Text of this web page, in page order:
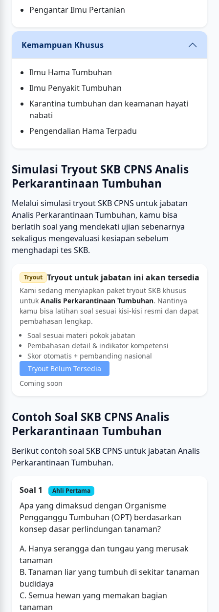
Pengantar Ilmu Pertanian
Kemampuan Khusus
Ilmu Hama Tumbuhan
Ilmu Penyakit Tumbuhan
Karantina tumbuhan dan keamanan hayati
nabati
Pengendalian Hama Terpadu
Simulasi Tryout SKB CPNS Analis
Perkarantinaan Tumbuhan
Melalui simulasi tryout SKB CPNS untuk jabatan
Analis Perkarantinaan Tumbuhan, kamu bisa
berlatih soal yang mendekati ujian sebenarnya
sekaligus mengevaluasi kesiapan sebelum
menghadapi tes SKB.
Tryout Tryout untuk jabatan ini akan tersedia
Kami sedang menyiapkan paket tryout SKB khusus
untuk Analis Perkarantinaan Tumbuhan. Nantinya
kamu bisa latihan soal sesuai kisi-kisi resmi dan dapat
pembahasan lengkap.
Soal sesuai materi pokok jabatan
Pembahasan detail & indikator kompetensi
Skor otomatis + pembanding nasional
Tryout Belum Tersedia
Coming soon
Contoh Soal SKB CPNS Analis
Perkarantinaan Tumbuhan
Berikut contoh soal SKB CPNS untuk jabatan Analis
Perkarantinaan Tumbuhan.
Soal 1 Ahli Pertama
Apa yang dimaksud dengan Organisme
Pengganggu Tumbuhan (OPT) berdasarkan
konsep dasar perlindungan tanaman?
A. Hanya serangga dan tungau yang merusak
tanaman
B. Tanaman liar yang tumbuh di sekitar tanaman
budidaya
C. Semua hewan yang memakan bagian
tanaman